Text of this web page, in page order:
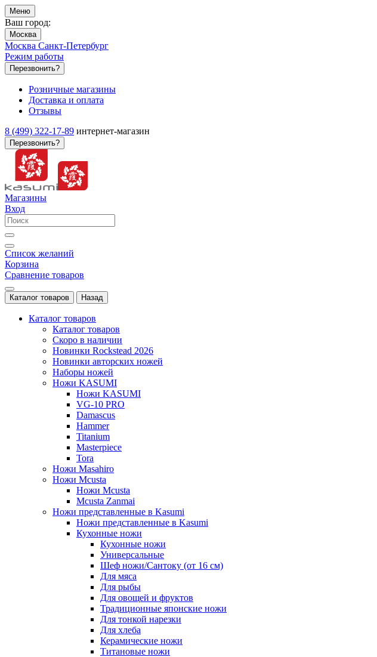
Меню
Ваш город:
Москва
Москва Санкт-Петербург
Режим работы
Перезвонить?
Розничные магазины
Доставка и оплата
Отзывы
8 (499) 322-17-89 интернет-магазин
Перезвонить?
Магазины
Вход
Список желаний
Корзина
Сравнение товаров
Каталог товаров Назад
Каталог товаров
Каталог товаров
Скоро в наличии
Новинки Rockstead 2026
Новинки авторских ножей
Наборы ножей
Ножи KASUMI
Ножи KASUMI
VG-10 PRO
Damascus
Hammer
Titanium
Masterpiece
Tora
Ножи Masahiro
Ножи Mcusta
Ножи Mcusta
Mcusta Zanmai
Ножи представленные в Kasumi
Ножи представленные в Kasumi
Кухонные ножи
Кухонные ножи
Универсальные
Шеф ножи/Сантоку (от 16 см)
Для мяса
Для рыбы
Для овощей и фруктов
Традиционные японские ножи
Для тонкой нарезки
Для хлеба
Керамические ножи
Титановые ножи